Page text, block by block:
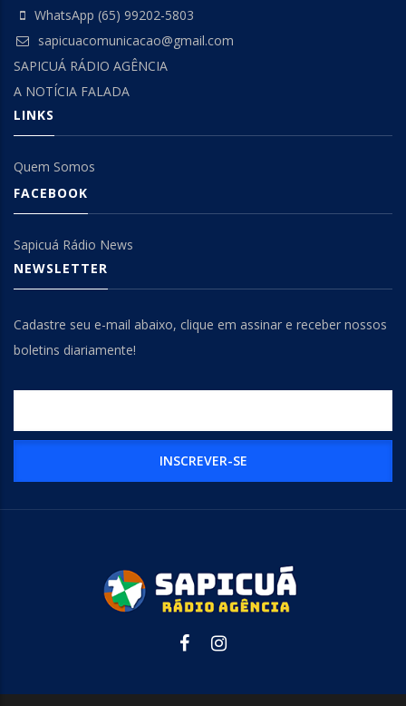
WhatsApp (65) 99202-5803
sapicuacomunicacao@gmail.com
SAPICUÁ RÁDIO AGÊNCIA
A NOTÍCIA FALADA
LINKS
Quem Somos
FACEBOOK
Sapicuá Rádio News
NEWSLETTER
Cadastre seu e-mail abaixo, clique em assinar e receber nossos
boletins diariamente!